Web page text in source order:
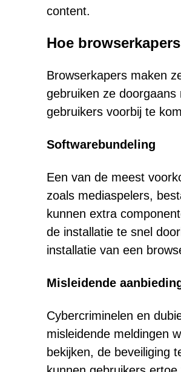
content.
Hoe
Browserkapers maken
gebruiken ze
gebruikers voorbij te
Softwarebundeling
Een van de meest
zoals mediaspelers,
kunnen extra
de installatie te snel
installatie van een
Misleidende
Cybercriminelen en
misleidende meldingen
bekijken, de beveiliging